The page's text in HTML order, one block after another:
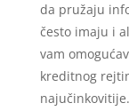
da pružaju
često imaju i
vam
kreditnog